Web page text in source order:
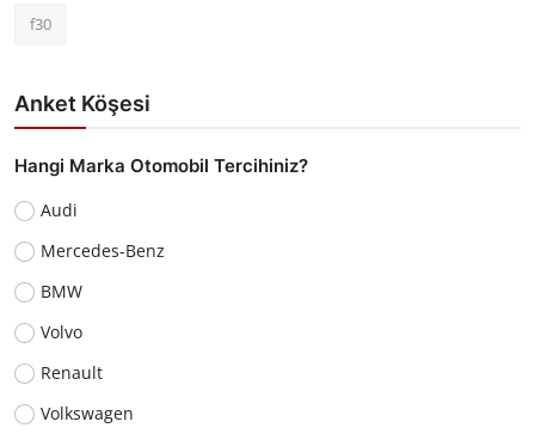
f30
Anket Köşesi
Hangi Marka Otomobil Tercihiniz?
Audi
Mercedes-Benz
BMW
Volvo
Renault
Volkswagen